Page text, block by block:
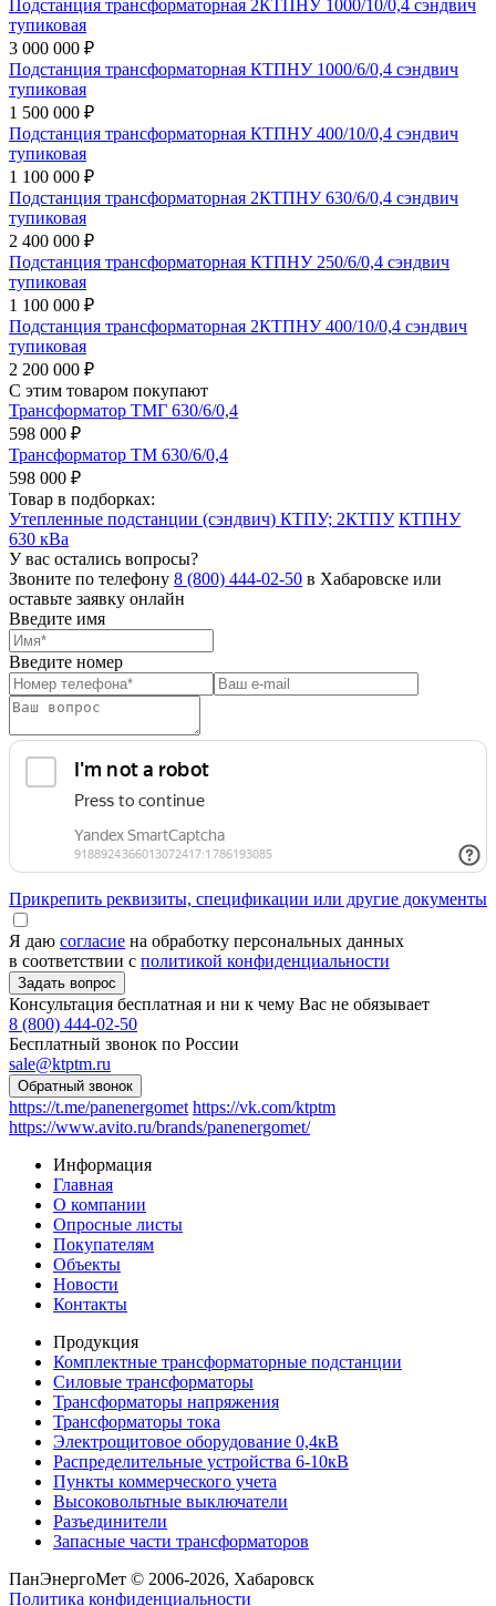
Подстанция трансформаторная 2КТПНУ 1000/10/0,4 сэндвич
тупиковая
3 000 000 ₽
Подстанция трансформаторная КТПНУ 1000/6/0,4 сэндвич
тупиковая
1 500 000 ₽
Подстанция трансформаторная КТПНУ 400/10/0,4 сэндвич
тупиковая
1 100 000 ₽
Подстанция трансформаторная 2КТПНУ 630/6/0,4 сэндвич
тупиковая
2 400 000 ₽
Подстанция трансформаторная КТПНУ 250/6/0,4 сэндвич
тупиковая
1 100 000 ₽
Подстанция трансформаторная 2КТПНУ 400/10/0,4 сэндвич
тупиковая
2 200 000 ₽
С этим товаром покупают
Трансформатор ТМГ 630/6/0,4
598 000 ₽
Трансформатор ТМ 630/6/0,4
598 000 ₽
Товар в подборках:
Утепленные подстанции (сэндвич) КТПУ; 2КТПУ КТПНУ
630 кВа
У вас остались вопросы?
Звоните по телефону 8 (800) 444-02-50 в Хабаровске или
оставьте заявку онлайн
Введите имя
Введите номер
Прикрепить реквизиты, спецификации или другие документы
Я даю согласие на обработку персональных данных
в соответствии с политикой конфиденциальности
Консультация бесплатная и ни к чему Вас не обязывает
8 (800) 444-02-50
Бесплатный звонок по России
sale@ktptm.ru
https://t.me/panenergomet https://vk.com/ktptm
https://www.avito.ru/brands/panenergomet/
Информация
Главная
О компании
Опросные листы
Покупателям
Объекты
Новости
Контакты
Продукция
Комплектные трансформаторные подстанции
Силовые трансформаторы
Трансформаторы напряжения
Трансформаторы тока
Электрощитовое оборудование 0,4кВ
Распределительные устройства 6-10кВ
Пункты коммерческого учета
Высоковольтные выключатели
Разъединители
Запасные части трансформаторов
ПанЭнергоМет © 2006-2026, Хабаровск
Политика конфиденциальности